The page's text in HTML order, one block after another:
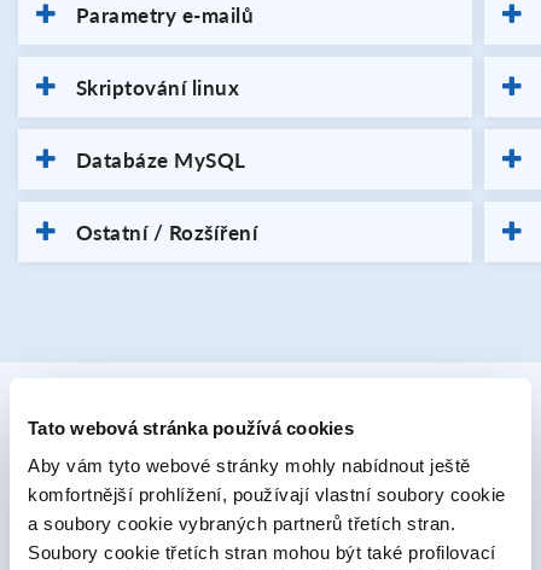
Tato webová stránka používá cookies
Aby vám tyto webové stránky mohly nabídnout ještě
komfortnější prohlížení, používají vlastní soubory cookie
a soubory cookie vybraných partnerů třetích stran.
Soubory cookie třetích stran mohou být také profilovací
Parametry e-mailů
Skriptování linux
Databáze MySQL
Ostatní / Rozšíření
Doplňkové služby
Objednávku doplňkových služeb lze provést v rámci
objednávky webhostingu či následně ze zákaznické
administrace.